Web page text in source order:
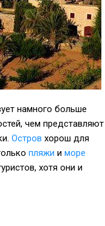
намного больше
чем представляют
Остров хорош для
пляжи и море
хотя они и